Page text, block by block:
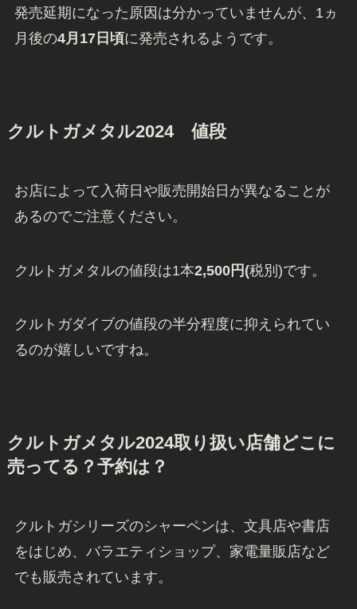
発売延期になった原因は分かっていませんが、1ヵ
月後の4月17日頃に発売されるようです。
クルトガメタル2024 値段
お店によって入荷日や販売開始日が異なることが
あるのでご注意ください。
クルトガメタルの値段は1本2,500円(税別)です。
クルトガダイブの値段の半分程度に抑えられてい
るのが嬉しいですね。
クルトガメタル2024取り扱い店舗どこに
売ってる？予約は？
クルトガシリーズのシャーペンは、文具店や書店
をはじめ、バラエティショップ、家電量販店など
でも販売されています。